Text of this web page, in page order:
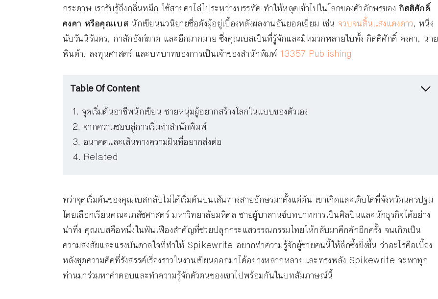
กระดาษ เรารับรู้ถึงกลิ่นหมึก ใช้สายตาไล่ไประหว่างบรรทัด ทำให้หลุดเข้าไปในโลกของตัวอักษรของ กิตติศักดิ์
คงคา หรือคุณเบสนักเขียนนวนิยายชื่อดังผู้อยู่เบื้องหลังผลงานอันยอดเยี่ยม เช่น จวบจนสิ้นแสงแดงดาว, หนึ่ง
นับวันนิรันดร, กาสักอังก์ฆาต และอีกมากมาย ซึ่งคุณเบสเป็นที่รู้จักและมีหมวกหลายใบทั้ง กิตติศักดิ์ คงคา, นาย
พินต้า, ลงทุนศาสตร์ และบทบาทของการเป็นเจ้าของสำนักพิมพ์ 13357 Publishing
Table Of Content
จุดเริ่มต้นอาชีพนักเขียน ชายหนุ่มผู้อยากสร้างโลกในแบบของตัวเอง
จากความชอบสู่การเริ่มทำสำนักพิมพ์
อนาคตและเส้นทางความฝันที่อยากส่งต่อ
Related
ทว่าจุดเริ่มต้นของคุณเบสกลับไม่ได้เริ่มต้นบนเส้นทางสายอักษรมาตั้งแต่ต้น เขาเกิดและเติบโตที่จังหวัดนครปฐม
โดยเลือกเรียนคณะเภสัชศาสตร์ มหาวิทยาลัยมหิดล ชายผู้บาลานซ์บทบาทการเป็นศิลปินและนักธุรกิจได้อย่าง
น่าทึ่ง คุณเบสคือหนึ่งในฟันเฟืองสำคัญที่ช่วยปลุกกระแสวรรณกรรมไทยให้กลับมาคึกคักอีกครั้ง จนเกิดเป็น
ความสงสัยและแรงบันดาลใจที่ทำให้ Spikewrite อยากทำความรู้จักผู้ชายคนนี้ให้ลึกซึ้งยิ่งขึ้น ว่าอะไรคือเบื้อง
หลังชุดความคิดที่รังสรรค์เรื่องราวในงานเขียนออกมาได้อย่างหลากหลายและทรงพลัง Spikewrite จะพาทุก
ท่านมาร่วมหาคำตอบและทำความรู้จักตัวตนของเขาไปพร้อมกันในบทสัมภาษณ์นี้